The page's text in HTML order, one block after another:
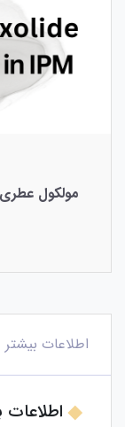
اطلاعات بیشتر
اطلاعات